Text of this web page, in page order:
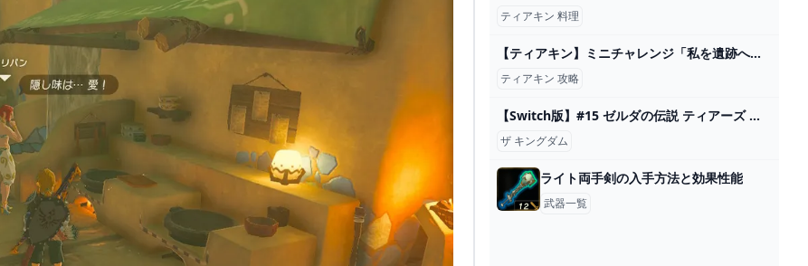
ティアキン 料理
【ティアキン】ミニチャレンジ「私を遺跡へ連れてって」 攻略【ゼルダの伝説】 - YouTube
ティアキン 攻略
【Switch版】#15 ゼルダの伝説 ティアーズ オブ ザ キングダム【初見/ネタバレ厳禁】 - YouTube
ザ キングダム
ライト両手剣の入手方法と効果性能
武器一覧